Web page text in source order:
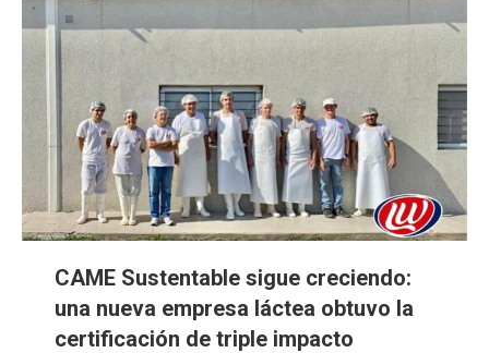
CAME Sustentable sigue creciendo:
una nueva empresa láctea obtuvo la
certificación de triple impacto